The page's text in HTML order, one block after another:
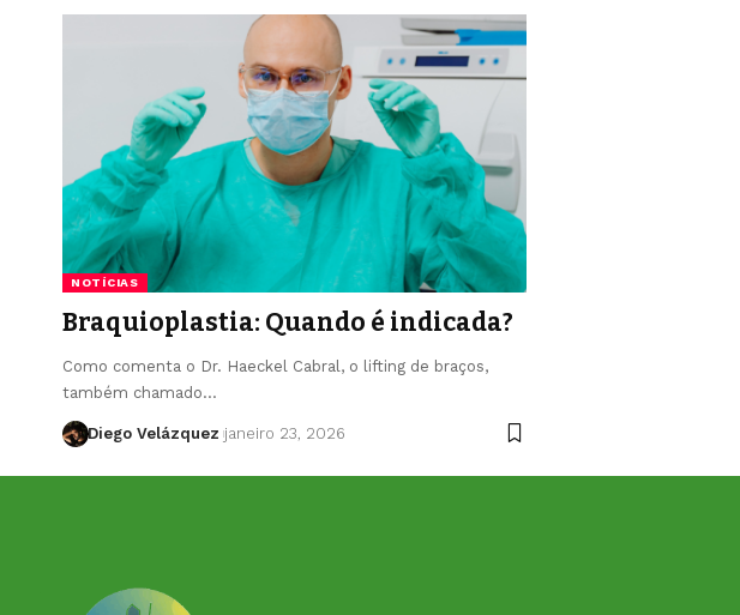
NOTÍCIAS
Braquioplastia: Quando é indicada?
Como comenta o Dr. Haeckel Cabral, o lifting de braços,
também chamado…
Diego Velázquez janeiro 23, 2026